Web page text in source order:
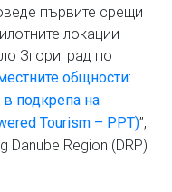
първите срещи
локации
Згориград по
общности:
подкрепа на
Tourism – PPT)”,
Region (DRP)